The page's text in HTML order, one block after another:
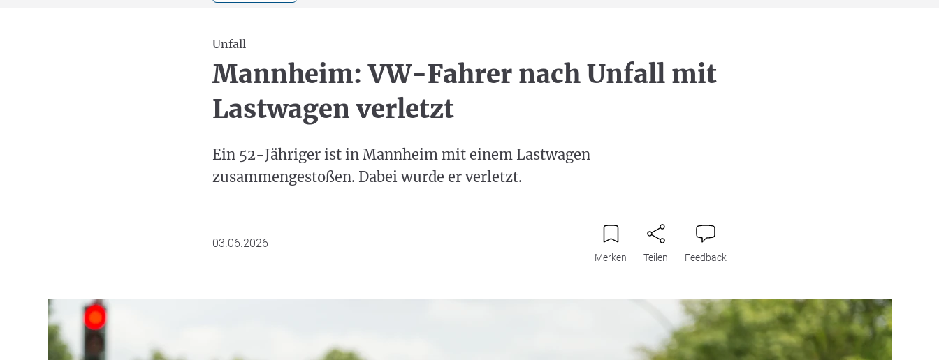
Unfall
Mannheim: VW-Fahrer nach Unfall mit
Lastwagen verletzt
Ein 52-Jähriger ist in Mannheim mit einem Lastwagen
zusammengestoßen. Dabei wurde er verletzt.
03.06.2026
Merken Teilen Feedback